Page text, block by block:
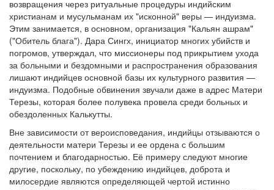
возвращения через ритуальные процедуры индийским
христианам и мусульманам их "исконной" веры — индуизма.
Этим занимается, в основном, организация "Кальян ашрам"
("Обитель блага"). Дара Сингх, инициатор многих убийств и
погромов, утверждал, что миссионеры под прикрытием ухода
за больными и бездомными и распространения образования
лишают индийцев основной базы их культурного развития —
индуизма. Подобные обвинения звучали даже в адрес Матери
Терезы, которая более полувека провела среди больных и
обездоленных Калькутты.
Вне зависимости от вероисповедания, индийцы отзываются о
деятельности матери Терезы и ее ордена с большим
почтением и благодарностью. Её примеру следуют многие
другие, поскольку, по убеждению индийцев, доброта и
милосердие являются определяющей чертой истинно